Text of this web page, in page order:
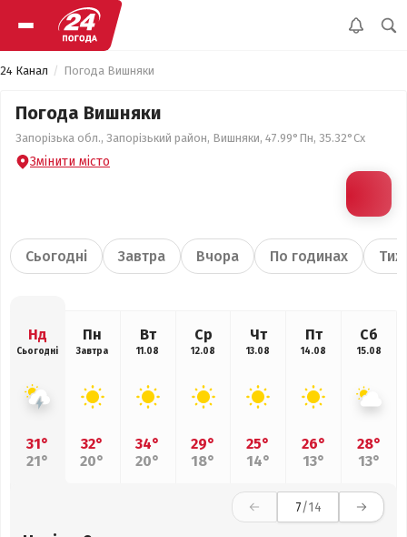
24 Канал Погода Вишняки
Погода Вишняки
Запорізька обл., Запорізький район, Вишняки, 47.99°Пн, 35.32°Сх
Змінити місто
Сьогодні Завтра Вчора По годинах
Нд
Сьогодні
31°
21°
Пн
Завтра
32°
20°
Вт
11.08
34°
20°
Ср
12.08
29°
18°
Чт
13.08
25°
14°
Пт
14.08
26°
13°
Сб
15.08
28°
13°
7/14